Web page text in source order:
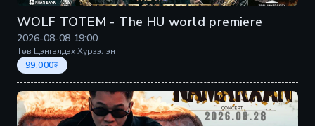
WOLF TOTEM - The HU world premiere
2026-08-08 19:00
Төв Цэнгэлдэх Хүрээлэн
99,000₮